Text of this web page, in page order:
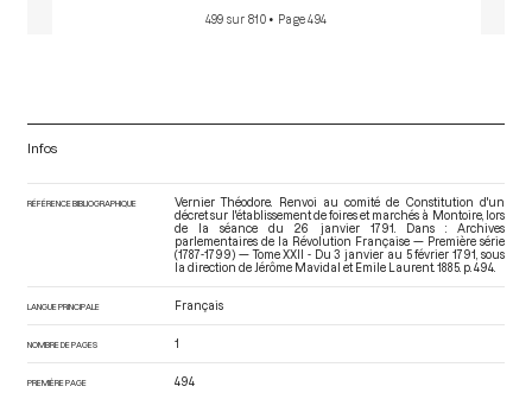
499 sur 810 • Page 494
Infos
RÉFÉRENCE BIBLIOGRAPHIQUE
Vernier Théodore. Renvoi au comité de Constitution d'un
décret sur l'établissement de foires et marchés à Montoire, lors
de la séance du 26 janvier 1791. Dans : Archives
parlementaires de la Révolution Française — Première série
(1787-1799) — Tome XXII - Du 3 janvier au 5 février 1791 , sous
la direction de Jérôme Mavidal et Emile Laurent. 1885. p. 494.
LANGUE PRINCIPALE Français
NOMBRE DE PAGES 1
PREMIÈRE PAGE 494